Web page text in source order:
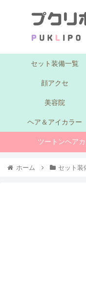
セット装備一覧
顔アクセ
美容院
ヘア＆アイカラー
ツートンヘア
ホーム セット装